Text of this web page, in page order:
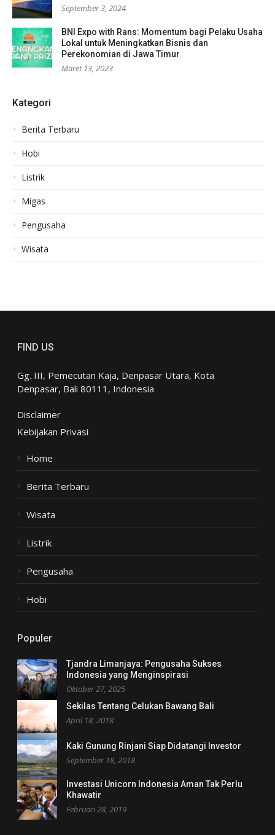
September 3, 2024
BNI Expo with Rans: Momentum bagi Pelaku Usaha
Lokal untuk Meningkatkan Bisnis dan
Perekonomian di Jawa Timur
Maret 13, 2023
Kategori
Berita Terbaru
Hobi
Listrik
Migas
Pengusaha
Wisata
FIND US
Gg. III, Pemecutan Kaja, Denpasar Utara, Kota
Denpasar, Bali 80111, Indonesia
Disclaimer
Kebijakan Privasi
Home
Berita Terbaru
Wisata
Listrik
Pengusaha
Hobi
Populer
Tjandra Limanjaya: Pengusaha Sukses
Indonesia yang Menginspirasi
Oktober 27, 2025
Sekilas Tentang Celukan Bawang Bali
April 18, 2018
Kaki Gunung Rinjani Siap Didatangi Investor
September 18, 2018
Investasi Unicorn Indonesia Aman Tak Perlu
Khawatir
Februari 28, 2019